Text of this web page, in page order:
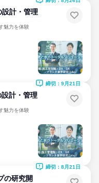
計・管理
魅力を体験
計・管理
魅力を体験
締切：9月21日
の研究開
締切：8月21日